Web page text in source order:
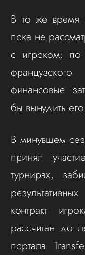
В то же время
пока не
с игроком; по
финансовые
бы вынудить
В минувшем
принял
турнирах,
контракт
рассчитан до
портала